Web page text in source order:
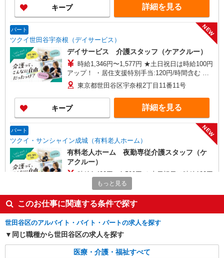
キープ 詳細を見る
パート
ツクイ世田谷宇奈根（デイサービス）
NEW
デイサービス 介護スタッフ（ケアクルー）
時給1,346円〜1,577円 ★土日祝日は時給100円
アップ！ ・居住支援特別手当:120円/時間含む ※
給与幅は資格・経験等による
東京都世田谷区宇奈根2丁目11番11号
キープ 詳細を見る
パート
ツクイ・サンシャイン成城（有料老人ホーム）
NEW
有料老人ホーム 夜勤専従介護スタッフ（ケ
アクルー）
時給1,400円〜1,599円 ★土日祝日は時給100円
アップ！ ・夜勤手当:1万円/回 ・居住支援特別手
当:120円/時給含む ※給与幅は資格・経験等による
東京都世田谷区上祖師谷六丁目29番19号
キープ 詳細を見る
ツクイ世田谷上祖師谷（デイサービス）
NEW
もっと見る
このお仕事に関連する条件で探す
世田谷区のアルバイト・バイト・パートの求人を探す
同じ職種から世田谷区の求人を探す
医療・介護・福祉すべて